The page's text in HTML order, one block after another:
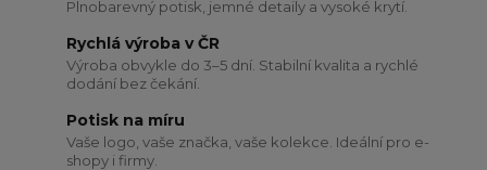
Plnobarevný potisk, jemné detaily a vysoké krytí.
Rychlá výroba v ČR
Výroba obvykle do 3–5 dní. Stabilní kvalita a rychlé
dodání bez čekání.
Potisk na míru
Vaše logo, vaše značka, vaše kolekce. Ideální pro e-
shopy i firmy.